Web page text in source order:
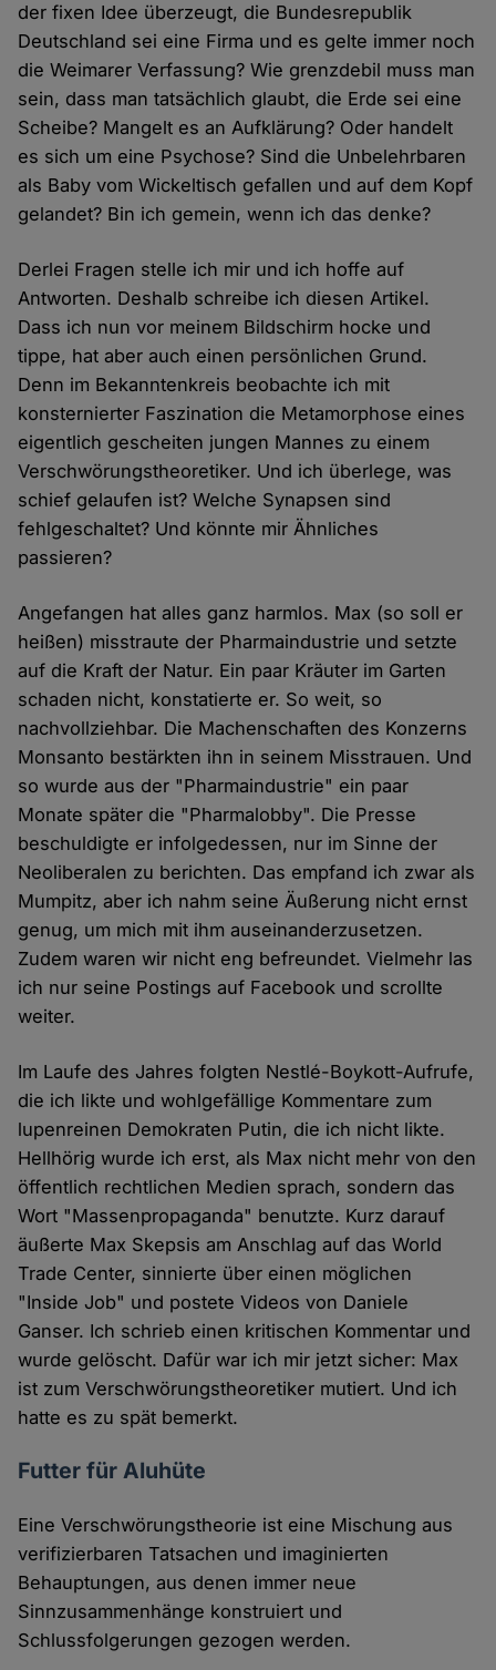
der fixen Idee überzeugt, die Bundesrepublik
Deutschland sei eine Firma und es gelte immer noch
die Weimarer Verfassung? Wie grenzdebil muss man
sein, dass man tatsächlich glaubt, die Erde sei eine
Scheibe? Mangelt es an Aufklärung? Oder handelt
es sich um eine Psychose? Sind die Unbelehrbaren
als Baby vom Wickeltisch gefallen und auf dem Kopf
gelandet? Bin ich gemein, wenn ich das denke?
Derlei Fragen stelle ich mir und ich hoffe auf
Antworten. Deshalb schreibe ich diesen Artikel.
Dass ich nun vor meinem Bildschirm hocke und
tippe, hat aber auch einen persönlichen Grund.
Denn im Bekanntenkreis beobachte ich mit
konsternierter Faszination die Metamorphose eines
eigentlich gescheiten jungen Mannes zu einem
Verschwörungstheoretiker. Und ich überlege, was
schief gelaufen ist? Welche Synapsen sind
fehlgeschaltet? Und könnte mir Ähnliches
passieren?
Angefangen hat alles ganz harmlos. Max (so soll er
heißen) misstraute der Pharmaindustrie und setzte
auf die Kraft der Natur. Ein paar Kräuter im Garten
schaden nicht, konstatierte er. So weit, so
nachvollziehbar. Die Machenschaften des Konzerns
Monsanto bestärkten ihn in seinem Misstrauen. Und
so wurde aus der "Pharmaindustrie" ein paar
Monate später die "Pharmalobby". Die Presse
beschuldigte er infolgedessen, nur im Sinne der
Neoliberalen zu berichten. Das empfand ich zwar als
Mumpitz, aber ich nahm seine Äußerung nicht ernst
genug, um mich mit ihm auseinanderzusetzen.
Zudem waren wir nicht eng befreundet. Vielmehr las
ich nur seine Postings auf Facebook und scrollte
weiter.
Im Laufe des Jahres folgten Nestlé-Boykott-Aufrufe,
die ich likte und wohlgefällige Kommentare zum
lupenreinen Demokraten Putin, die ich nicht likte.
Hellhörig wurde ich erst, als Max nicht mehr von den
öffentlich rechtlichen Medien sprach, sondern das
Wort "Massenpropaganda" benutzte. Kurz darauf
äußerte Max Skepsis am Anschlag auf das World
Trade Center, sinnierte über einen möglichen
"Inside Job" und postete Videos von Daniele
Ganser. Ich schrieb einen kritischen Kommentar und
wurde gelöscht. Dafür war ich mir jetzt sicher: Max
ist zum Verschwörungstheoretiker mutiert. Und ich
hatte es zu spät bemerkt.
Futter für Aluhüte
Eine Verschwörungstheorie ist eine Mischung aus
verifizierbaren Tatsachen und imaginierten
Behauptungen, aus denen immer neue
Sinnzusammenhänge konstruiert und
Schlussfolgerungen gezogen werden.